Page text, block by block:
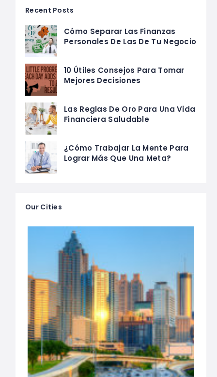
Recent Posts
Cómo Separar Las Finanzas
Personales De Las De Tu Negocio
10 Útiles Consejos Para Tomar
Mejores Decisiones
Las Reglas De Oro Para Una Vida
Financiera Saludable
¿Cómo Trabajar La Mente Para
Lograr Más Que Una Meta?
Our Cities